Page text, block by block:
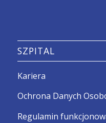
SZPITAL
Kariera
Ochrona Danych
Regulamin